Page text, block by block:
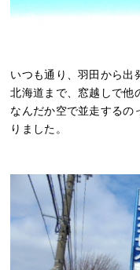
いつも通り、羽田から出
北海道まで、窓越しで他
なんだか空で並走するの
りました。